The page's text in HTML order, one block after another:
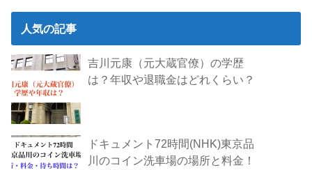
人気の記事
吉川元康（元大蔵官僚）の学歴
は？年収や退職金はどれくらい？
ドキュメント72時間(NHK)東京品
川のコイン洗車場の場所と料金！